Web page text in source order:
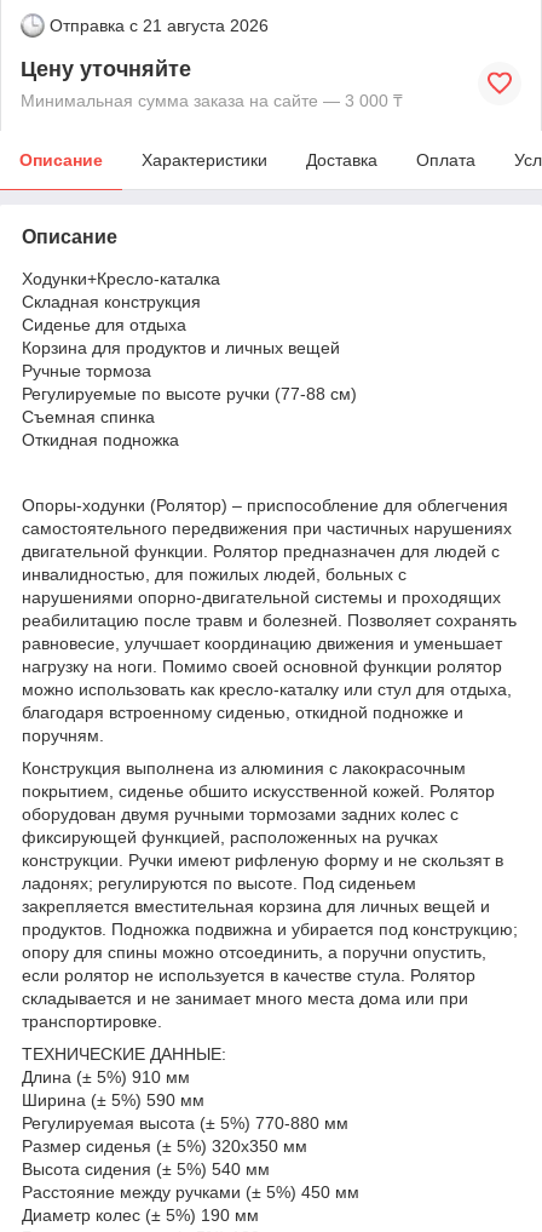
Отправка с 21 августа 2026
Цену уточняйте
Минимальная сумма заказа на сайте — 3 000 ₸
Описание Характеристики Доставка Оплата
Описание
Ходунки+Кресло-каталка
Складная конструкция
Сиденье для отдыха
Корзина для продуктов и личных вещей
Ручные тормоза
Регулируемые по высоте ручки (77-88 см)
Съемная спинка
Откидная подножка
Опоры-ходунки (Ролятор) – приспособление для облегчения
самостоятельного передвижения при частичных нарушениях
двигательной функции. Ролятор предназначен для людей с
инвалидностью, для пожилых людей, больных с
нарушениями опорно-двигательной системы и проходящих
реабилитацию после травм и болезней. Позволяет сохранять
равновесие, улучшает координацию движения и уменьшает
нагрузку на ноги. Помимо своей основной функции ролятор
можно использовать как кресло-каталку или стул для отдыха,
благодаря встроенному сиденью, откидной подножке и
поручням.
Конструкция выполнена из алюминия с лакокрасочным
покрытием, сиденье обшито искусственной кожей. Ролятор
оборудован двумя ручными тормозами задних колес c
фиксирующей функцией, расположенных на ручках
конструкции. Ручки имеют рифленую форму и не скользят в
ладонях; регулируются по высоте. Под сиденьем
закрепляется вместительная корзина для личных вещей и
продуктов. Подножка подвижна и убирается под конструкцию;
опору для спины можно отсоединить, а поручни опустить,
если ролятор не используется в качестве стула. Ролятор
складывается и не занимает много места дома или при
транспортировке.
ТЕХНИЧЕСКИЕ ДАННЫЕ:
Длина (± 5%) 910 мм
Ширина (± 5%) 590 мм
Регулируемая высота (± 5%) 770-880 мм
Размер сиденья (± 5%) 320х350 мм
Высота сидения (± 5%) 540 мм
Расстояние между ручками (± 5%) 450 мм
Диаметр колес (± 5%) 190 мм